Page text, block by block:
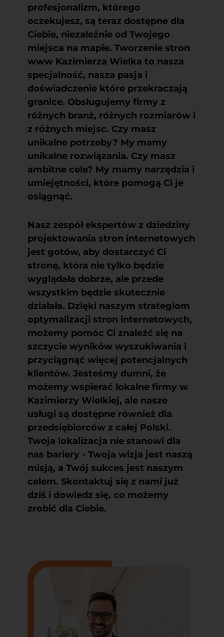
profesjonalizm, którego
oczekujesz, są teraz dostępne dla
Ciebie, niezależnie od Twojego
miejsca na mapie. Tworzenie stron
www Kazimierza Wielka to nasza
specjalność, nasza pasja i
doświadczenie które przekraczają
granice. Obsługujemy firmy z
różnych branż, różnych rozmiarów i
z różnych miejsc. Czy masz
unikalne potrzeby? My mamy
unikalne rozwiązania. Czy masz
ambitne cele? My mamy narzędzia i
umiejętności, które pomogą Ci je
osiągnąć.
Nasz zespół ekspertów z dziedziny
projektowania stron internetowych
jest gotów, aby dostarczyć Ci
stronę, która nie tylko będzie
wyglądała dobrze, ale przede
wszystkim będzie skutecznie
działała. Dzięki naszym strategiom
optymalizacji stron internetowych,
możemy pomóc Ci znaleźć się na
szczycie wyników wyszukiwania i
przyciągnąć więcej potencjalnych
klientów. Jesteśmy dumni, że
możemy wspierać lokalne firmy w
Kazimierzy Wielkiej, ale nasze
usługi są dostępne również dla
przedsiębiorców z całej Polski.
Twoja lokalizacja nie stanowi dla
nas bariery - Twoja wizja jest naszą
misją, a Twój sukces jest naszym
celem. Skontaktuj się z nami już
dziś i dowiedz się, co możemy
zrobić dla Ciebie.